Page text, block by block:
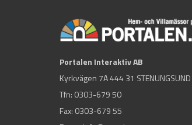
Portalen Interaktiv AB
Kyrkvägen 7A 444 31 STENUNGSUND
Tfn: 0303-679 50
Fax: 0303-679 55